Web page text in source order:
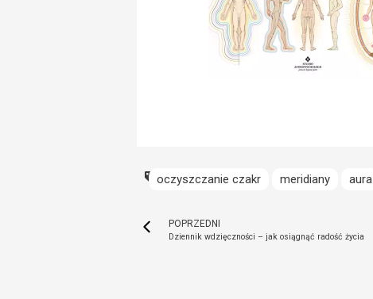
oczyszczanie czakr meridiany aura
POPRZEDNI
Dziennik wdzięczności – jak osiągnąć radość życia